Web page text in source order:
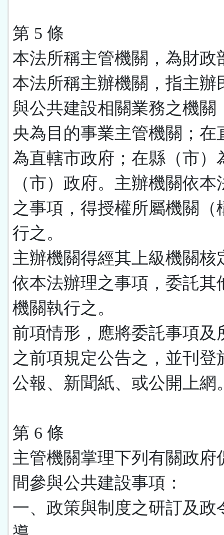
第 5 條
本法所稱主管機關，為財政
本法所稱主辦機關，指主辦
與公共建設相關業務之機關
央為目的事業主管機關；在
為直轄市政府；在縣（市）
（市）政府。主辦機關依本
之事項，得授權所屬機關（
行之。
主辦機關得經其上級機關核
依本法辦理之事項，委託其
機關執行之。
前項情形，應將委託事項及
之前項規定公告之，並刊登
公報、新聞紙、或公開上網
第 6 條
主管機關掌理下列有關政府
間參與公共建設事項：
一、政策與制度之研訂及政